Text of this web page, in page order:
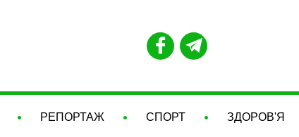
РЕПОРТАЖ СПОРТ ЗДОРОВ'Я